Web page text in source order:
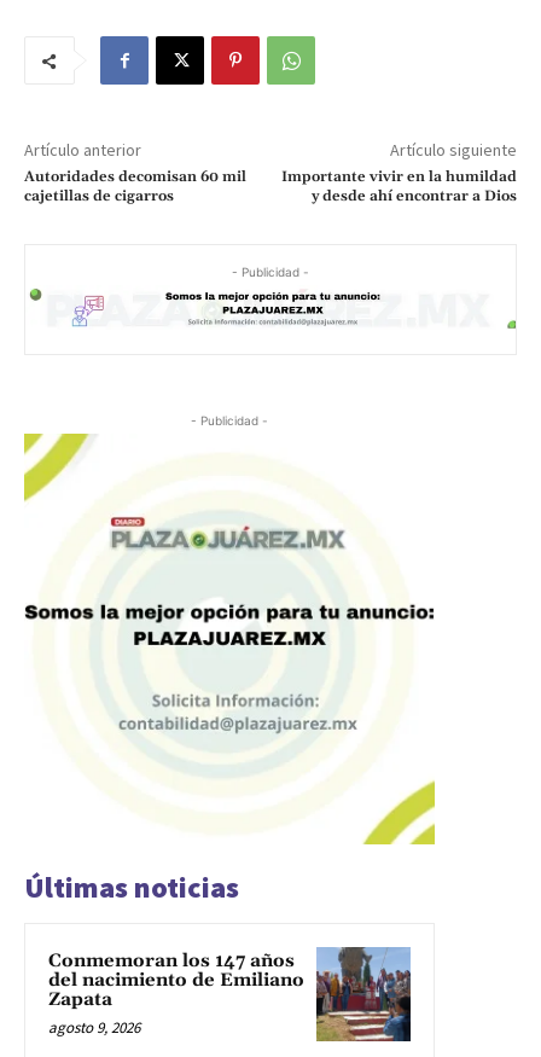
Artículo anterior
Autoridades decomisan 60 mil
cajetillas de cigarros
Artículo siguiente
Importante vivir en la humildad
y desde ahí encontrar a Dios
- Publicidad -
- Publicidad -
Últimas noticias
Conmemoran los 147 años
del nacimiento de Emiliano
Zapata
agosto 9, 2026